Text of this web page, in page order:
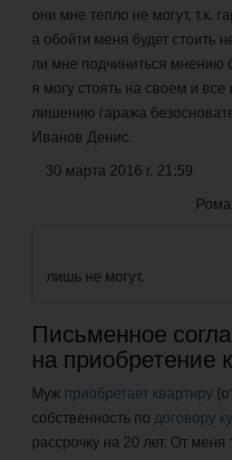
они мне тепло не могут, т.к.
а обойти меня будет стоить
ли мне подчиниться мнению
я могу стоять на своем и все
лишению гаража
Иванов Денис.
30 марта 2016 г. 21:59
лишь не могут.
Письменное
на приобретение
Муж приобретает квартиру
собственность по договору
рассрочку на 20 лет. От меня